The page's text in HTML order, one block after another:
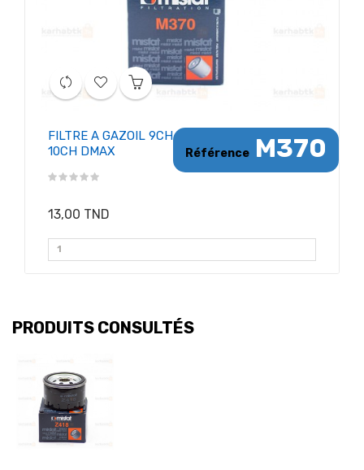
Référence M370
FILTRE A GAZOIL 9CH
10CH DMAX
13,00 TND
PRODUITS CONSULTÉS